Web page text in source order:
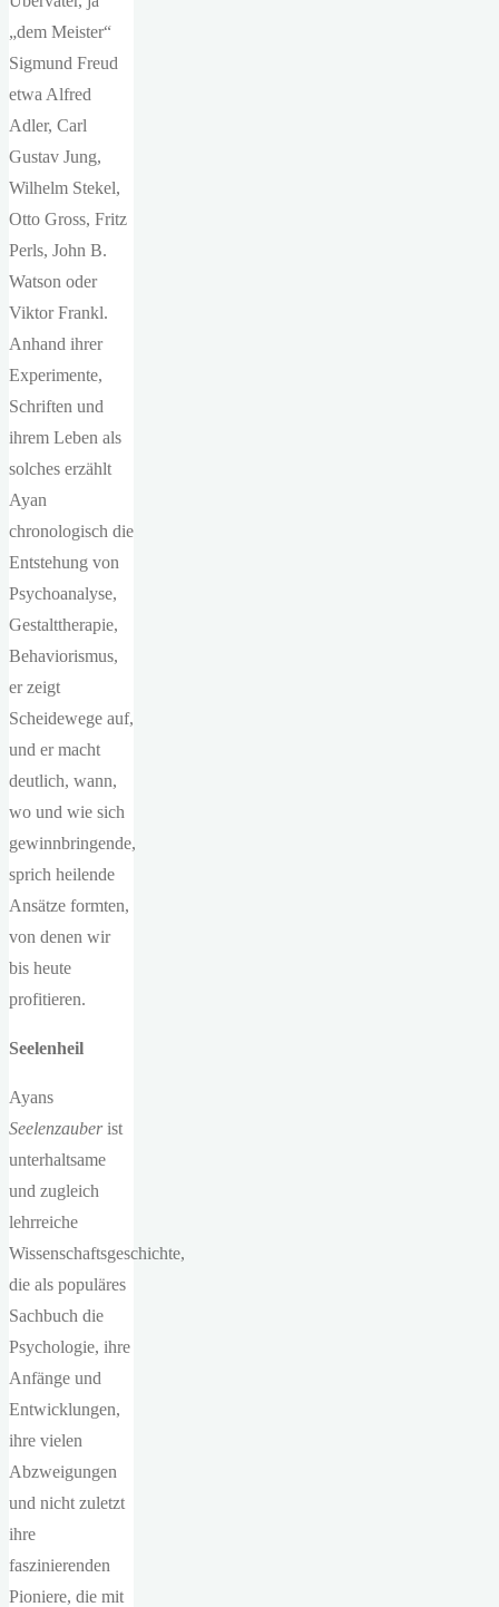
„dem Meister“
Sigmund Freud
etwa Alfred
Adler, Carl
Gustav Jung,
Wilhelm Stekel,
Otto Gross, Fritz
Perls, John B.
Watson oder
Viktor Frankl.
Anhand ihrer
Experimente,
Schriften und
ihrem Leben als
solches erzählt
Ayan
chronologisch die
Entstehung von
Psychoanalyse,
Gestalttherapie,
Behaviorismus,
er zeigt
Scheidewege auf,
und er macht
deutlich, wann,
wo und wie sich
gewinnbringende,
sprich heilende
Ansätze formten,
von denen wir
bis heute
profitieren.
Seelenheil
Ayans
Seelenzauberist
unterhaltsame
und zugleich
lehrreiche
Wissenschaftsgeschichte,
die als populäres
Sachbuch die
Psychologie, ihre
Anfänge und
Entwicklungen,
ihre vielen
Abzweigungen
und nicht zuletzt
ihre
faszinierenden
Pioniere, die mit